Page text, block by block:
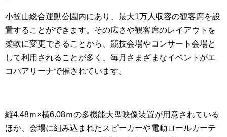
小笠山総合運動公園内にあり、最大1万人収容の観客席を設
置することができます。その広さや観客席のレイアウトを
柔軟に変更できることから、競技会場やコンサート会場と
して利用されることが多く、毎月さまざまなイベントがエ
コパアリーナで催されています。
縦4.48ｍ×横6.08ｍの多機能大型映像装置が用意されている
ほか、会場に組み込まれたスピーカーや電動ロールカーテ